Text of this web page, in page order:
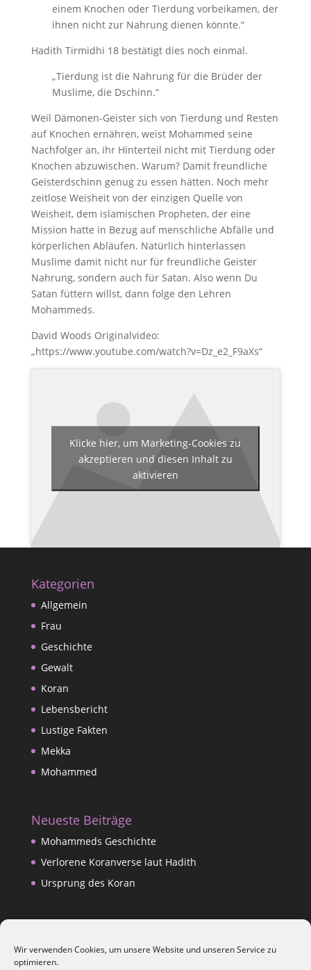
Wir verwenden Cookies, um unsere Website und unseren Service zu
optimieren.
einem Knochen oder Tierdung vorbeikamen, der
ihnen nicht zur Nahrung dienen könnte.“
Hadith Tirmidhi 18 bestätigt dies noch einmal.
„Tierdung ist die Nahrung für die Brüder der
Muslime, die Dschinn.“
Weil Dämonen-Geister sich von Tierdung und Resten
auf Knochen ernähren, weist Mohammed seine
Nachfolger an, ihr Hinterteil nicht mit Tierdung oder
Knochen abzuwischen. Warum? Damit freundliche
Geisterdschinn genug zu essen hätten. Noch mehr
zeitlose Weisheit von der einzigen Quelle von
Weisheit, dem islamischen Propheten, der eine
Mission hatte in Bezug auf menschliche Abfälle und
körperlichen Abläufen. Natürlich hinterlassen
Muslime damit nicht nur für freundliche Geister
Nahrung, sondern auch für Satan. Also wenn Du
Satan füttern willst, dann folge den Lehren
Mohammeds.
David Woods Originalvideo:
„https://www.youtube.com/watch?v=Dz_e2_F9aXs“
Klicke hier, um Marketing-Cookies zu
akzeptieren und diesen Inhalt zu
aktivieren
Kategorien
Allgemein
Frau
Geschichte
Gewalt
Koran
Lebensbericht
Lustige Fakten
Mekka
Mohammed
Neueste Beiträge
Mohammeds Geschichte
Verlorene Koranverse laut Hadith
Ursprung des Koran
Impressum